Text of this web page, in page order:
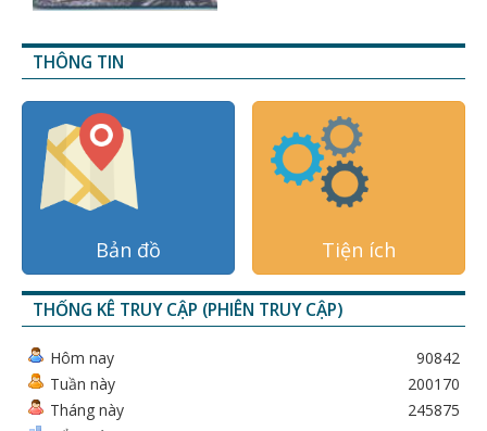
THÔNG TIN
Bản đồ Tiện ích
THỐNG KÊ TRUY CẬP (PHIÊN TRUY CẬP)
Hôm nay
Tuần này
Tháng này
90842
200170
245875